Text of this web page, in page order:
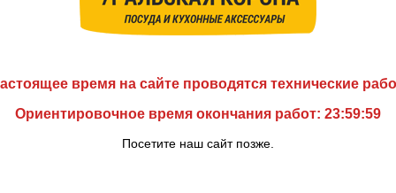
время на сайте проводятся технические
Ориентировочное время окончания работ: 23:59:59
Посетите наш сайт позже.